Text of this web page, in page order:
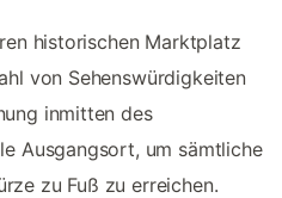
historischen Marktplatz
von Sehenswürdigkeiten
inmitten des
Ausgangsort, um sämtliche
zu Fuß zu erreichen.